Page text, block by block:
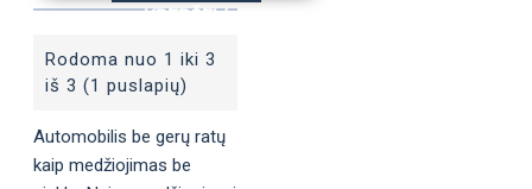
KREPŠELĮ
Rodoma nuo 1 iki 3
iš 3 (1 puslapių)
Automobilis be gerų ratų
kaip medžiojimas be